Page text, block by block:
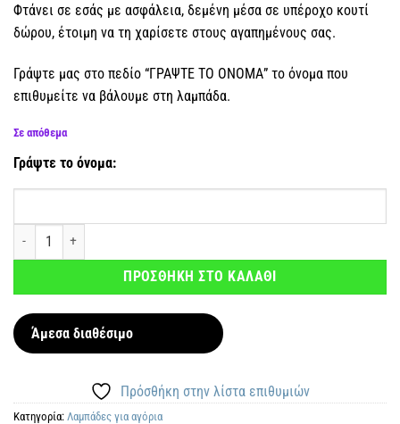
Φτάνει σε εσάς με ασφάλεια, δεμένη μέσα σε υπέροχο κουτί
δώρου, έτοιμη να τη χαρίσετε στους αγαπημένους σας.
Γράψτε μας στο πεδίο “ΓΡΑΨΤΕ ΤΟ ΟΝΟΜΑ” το όνομα που
επιθυμείτε να βάλουμε στη λαμπάδα.
Σε απόθεμα
Γράψτε το όνομα:
Αρωματική λαμπάδα Καρχαρίας με όνομα ποσότητα
ΠΡΟΣΘΗΚΗ ΣΤΟ ΚΑΛΑΘΙ
Άμεσα διαθέσιμο
Πρόσθήκη στην λίστα επιθυμιών
Κατηγορία: Λαμπάδες για αγόρια